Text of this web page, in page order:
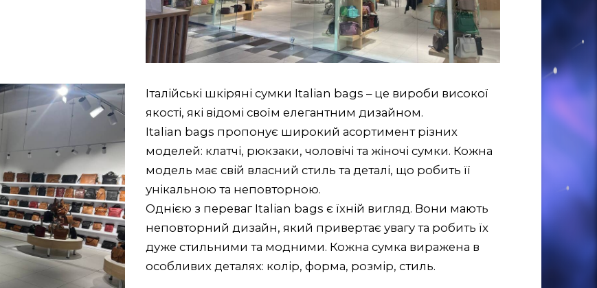
Італійські шкіряні сумки Italian bags – це вироби високої
якості, які відомі своїм елегантним дизайном.
Italian bags пропонує широкий асортимент різних
моделей: клатчі, рюкзаки, чоловічі та жіночі сумки. Кожна
модель має свій власний стиль та деталі, що робить її
унікальною та неповторною.
Однією з переваг Italian bags є їхній вигляд. Вони мають
неповторний дизайн, який привертає увагу та робить їх
дуже стильними та модними. Кожна сумка виражена в
особливих деталях: колір, форма, розмір, стиль.